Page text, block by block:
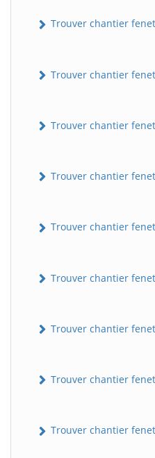
Trouver chantier
Trouver chantier
Trouver chantier
Trouver chantier
Trouver chantier
Trouver chantier
Trouver chantier
Trouver chantier
Trouver chantier